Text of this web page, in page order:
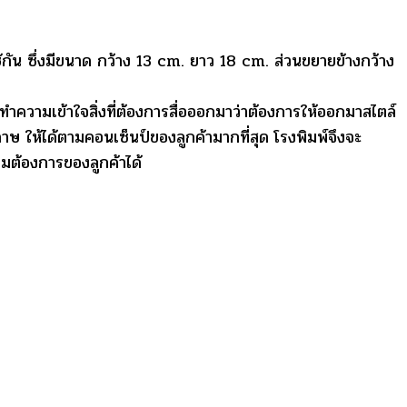
น ซึ่งมีขนาด กว้าง 13 cm. ยาว 18 cm. ส่วนขยายข้างกว้าง
วามเข้าใจสิ่งที่ต้องการสื่อออกมาว่าต้องการให้ออกมาสไตล์
ให้ได้ตามคอนเซ็นป์ของลูกค้ามากที่สุด โรงพิมพ์จึงจะ
ต้องการของลูกค้าได้